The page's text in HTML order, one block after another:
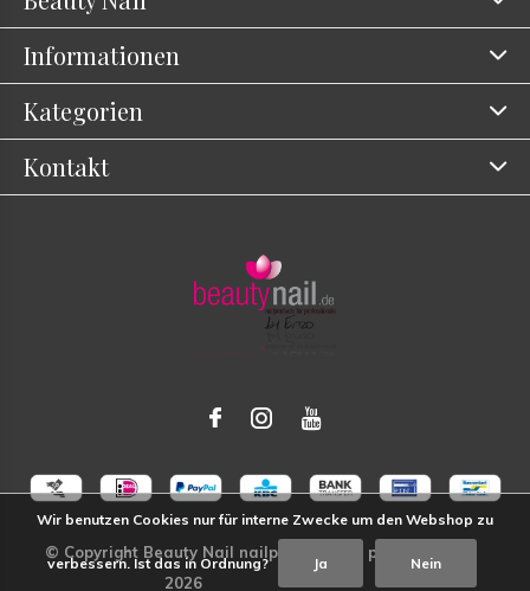
Informationen
Kategorien
Kontakt
Wir benutzen Cookies nur für interne Zwecke um den Webshop zu
verbessern. Ist das in Ordnung? Ja Nein